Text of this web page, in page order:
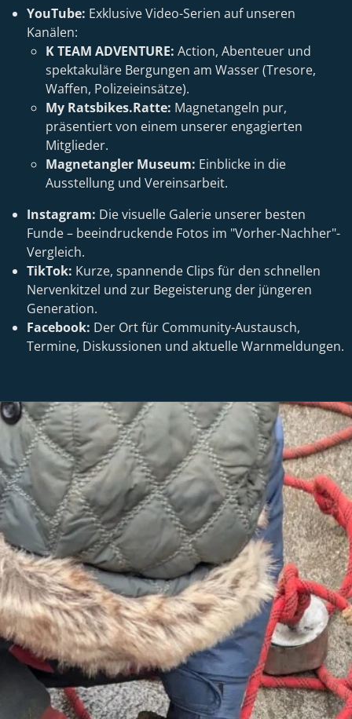
YouTube: Exklusive Video-Serien auf unseren
Kanälen:
K TEAM ADVENTURE: Action, Abenteuer und
spektakuläre Bergungen am Wasser (Tresore,
Waffen, Polizeieinsätze).
My Ratsbikes.Ratte: Magnetangeln pur,
präsentiert von einem unserer engagierten
Mitglieder.
Magnetangler Museum: Einblicke in die
Ausstellung und Vereinsarbeit.
Instagram: Die visuelle Galerie unserer besten
Funde – beeindruckende Fotos im "Vorher-Nachher"-
Vergleich.
TikTok: Kurze, spannende Clips für den schnellen
Nervenkitzel und zur Begeisterung der jüngeren
Generation.
Facebook: Der Ort für Community-Austausch,
Termine, Diskussionen und aktuelle Warnmeldungen.